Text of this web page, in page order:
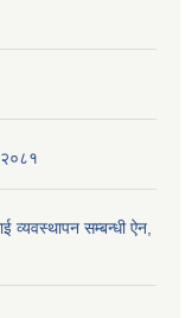
२०८१
व्यवस्थापन सम्बन्धी ऐन,